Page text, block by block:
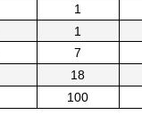
1
1
7
18
100